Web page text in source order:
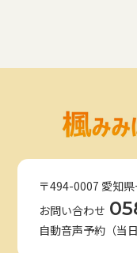
〒494-0007 愛知
お問い合わせ
自動音声予約（当